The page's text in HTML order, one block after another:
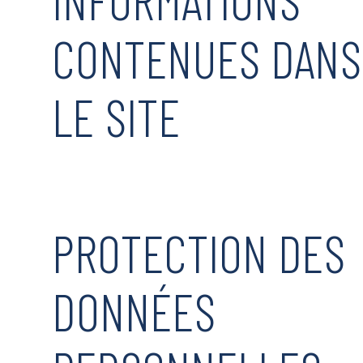
CONTENUES DANS
LE SITE
PROTECTION DES
DONNÉES